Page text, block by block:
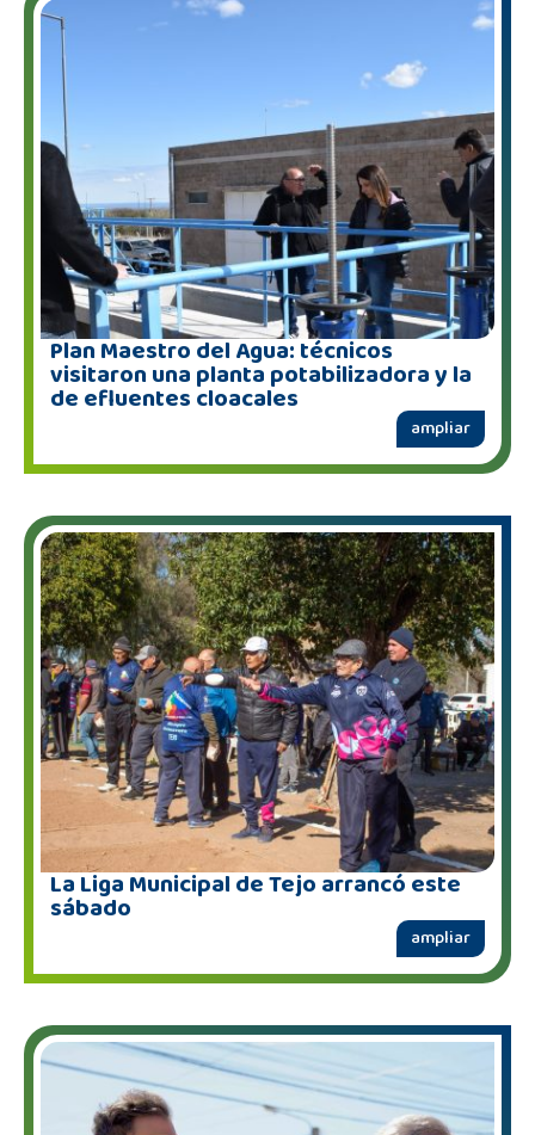
Plan Maestro del Agua: técnicos
visitaron una planta potabilizadora y la
de efluentes cloacales
ampliar
La Liga Municipal de Tejo arrancó este
sábado
ampliar